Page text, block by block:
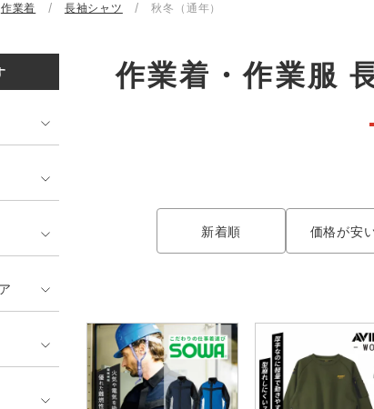
ポロシャツ 安全保護具
小物・アクセサリー類
ェア・ヒートウェア
ョンウェアランキング 作業用ポロシャツランキン
ィア ランキング
ンキング
ニット
防寒
山田辰 クレヒフク
GUSH FORCE
ハイパーV
エアークラフト 自重堂
中塚被服
福山ゴム工業
ビッグボーン商事株式会
社
ーム 運送・倉庫作業服
服
作業着 長袖シャツ 秋冬（通年）
作業着・作業服
新着順 価格が安